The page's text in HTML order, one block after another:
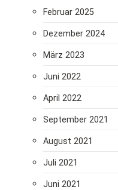
Februar 2025
Dezember 2024
März 2023
Juni 2022
April 2022
September 2021
August 2021
Juli 2021
Juni 2021